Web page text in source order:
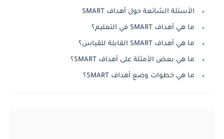
الأسئلة الشائعة حول أهداف SMART
ما هي أهداف SMART في التعليم؟
ما هي أهداف SMART القابلة للقياس؟
ما هي بعض الأمثلة على أهداف SMART؟
ما هي خطوات وضع أهداف SMART؟